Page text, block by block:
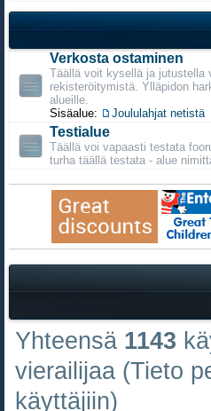
Verkosta ostaminen
Täällä voit kysellä ja jutustella
rekisteröitymistä. Ylläpidon
alueille.
Sisäalue:
Joululahjat netistä
Testialue
Täällä voi vapaasti testata
turha täällä testata - alue
Yhteensä 1143
vierailijaa (Tieto
käyttäjiin)